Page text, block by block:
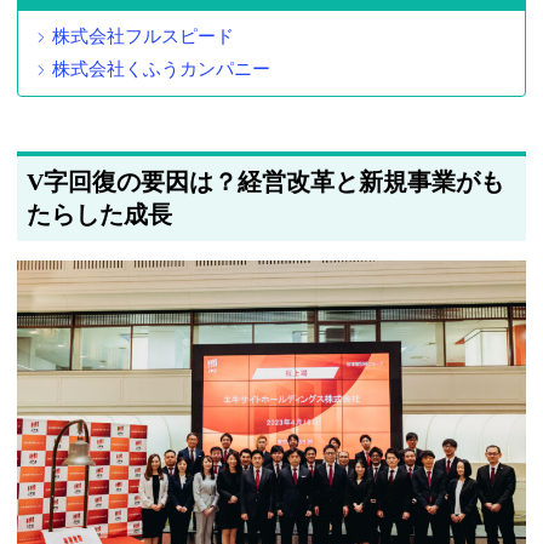
株式会社フルスピード
株式会社くふうカンパニー
V字回復の要因は？経営改革と新規事業がも
たらした成長